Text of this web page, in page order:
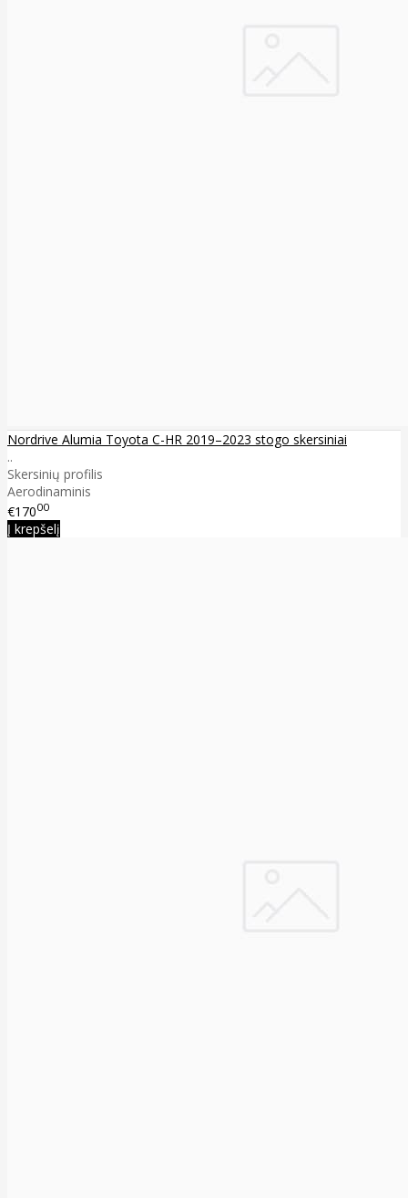
Nordrive Alumia Toyota C-HR 2019–2023 stogo skersiniai
..
Skersinių profilis
Aerodinaminis
€17000
Į krepšelį